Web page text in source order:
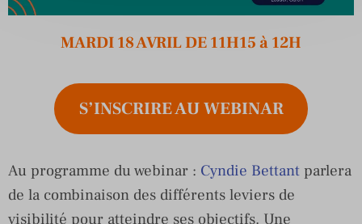
MARDI 18 AVRIL DE 11H15 à 12H
S’INSCRIRE AU WEBINAR
Au programme du webinar : Cyndie Bettant parlera
de la combinaison des différents leviers de
visibilité pour atteindre ses objectifs. Une